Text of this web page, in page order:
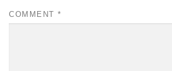
COMMENT *